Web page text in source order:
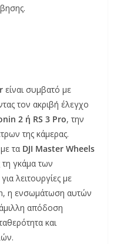
είναι συμβατό με
τον ακριβή έλεγχο
2 ή RS 3 Pro, την
της κάμερας.
τα DJI Master Wheels
τη γκάμα των
λειτουργίες με
η ενσωμάτωση αυτών
απόδοση
και